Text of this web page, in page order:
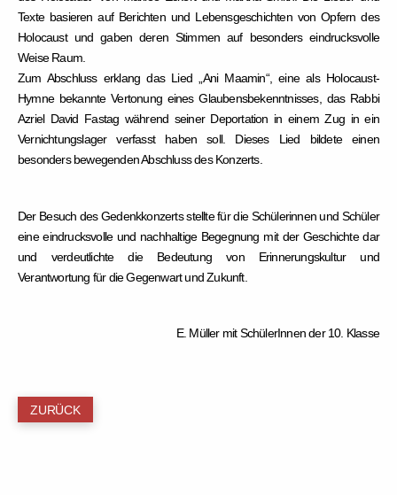
Texte basieren auf Berichten und Lebensgeschichten von Opfern des
Holocaust und gaben deren Stimmen auf besonders eindrucksvolle
Weise Raum.
Zum Abschluss erklang das Lied „Ani Maamin“, eine als Holocaust-
Hymne bekannte Vertonung eines Glaubensbekenntnisses, das Rabbi
Azriel David Fastag während seiner Deportation in einem Zug in ein
Vernichtungslager verfasst haben soll. Dieses Lied bildete einen
besonders bewegenden Abschluss des Konzerts.
Der Besuch des Gedenkkonzerts stellte für die Schülerinnen und Schüler
eine eindrucksvolle und nachhaltige Begegnung mit der Geschichte dar
und verdeutlichte die Bedeutung von Erinnerungskultur und
Verantwortung für die Gegenwart und Zukunft.
E. Müller mit SchülerInnen der 10. Klasse
ZURÜCK